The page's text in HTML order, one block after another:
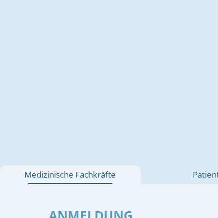
Medizinische Fachkräfte